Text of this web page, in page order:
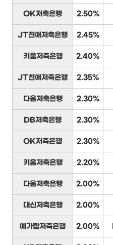
OK저축은행 2.50%
JT친애저축은행 2.45%
키움저축은행 2.40%
JT친애저축은행 2.35%
다올저축은행 2.30%
DB저축은행 2.30%
OK저축은행 2.30%
키움저축은행 2.20%
다올저축은행 2.00%
대신저축은행 2.00%
예가람저축은행 2.00%